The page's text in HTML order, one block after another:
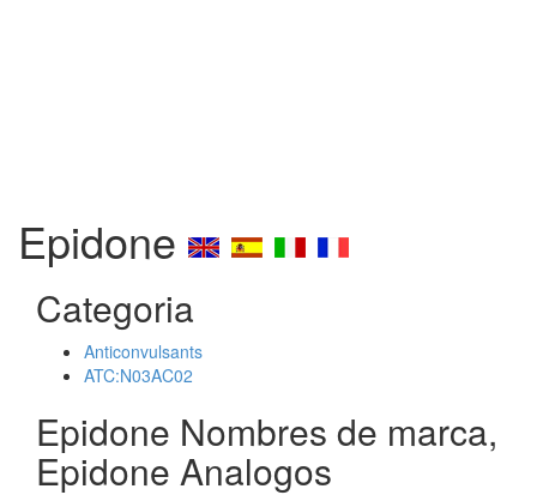
Epidone
Categoria
Anticonvulsants
ATC:N03AC02
Epidone Nombres de marca,
Epidone Analogos